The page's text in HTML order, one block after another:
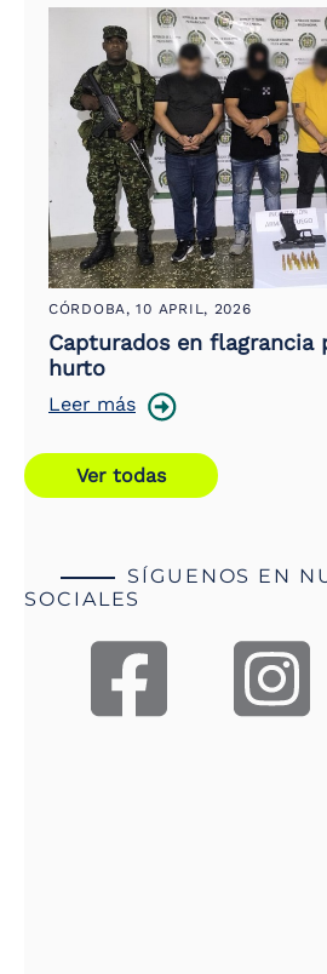
CÓRDOBA,10 APRIL, 2026
Capturados en flagrancia
hurto
Leer más
Ver todas
SÍGUENOS EN
SOCIALES